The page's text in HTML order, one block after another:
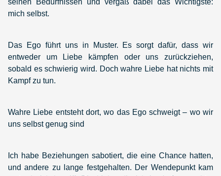
seinen Bedürfnissen und vergaß dabei das Wichtigste:
mich selbst.
Das Ego führt uns in Muster. Es sorgt dafür, dass wir
entweder um Liebe kämpfen oder uns zurückziehen,
sobald es schwierig wird. Doch wahre Liebe hat nichts mit
Kampf zu tun.
Wahre Liebe entsteht dort, wo das Ego schweigt – wo wir
uns selbst genug sind
Ich habe Beziehungen sabotiert, die eine Chance hatten,
und andere zu lange festgehalten. Der Wendepunkt kam